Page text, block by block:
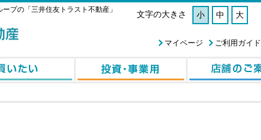
プの「三井住友トラスト不動産」 文字の大きさ 小 中 大
ご利用ガイド
マイページ